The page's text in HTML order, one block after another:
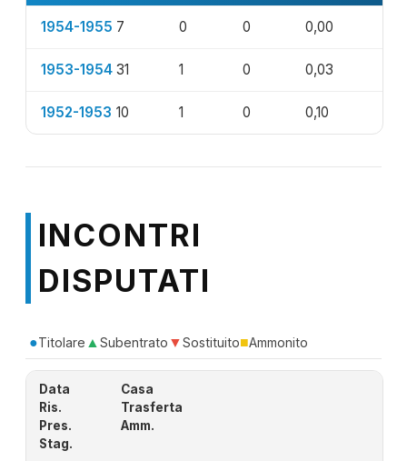
1954-1955 7 0 0 0,00
1953-1954 31 1 0 0,03
1952-1953 10 1 0 0,10
INCONTRI
DISPUTATI
●Titolare ▲Subentrato ▼Sostituito■Ammonito
Data
Casa
Ris.
Trasferta
Pres.
Amm.
Stag.